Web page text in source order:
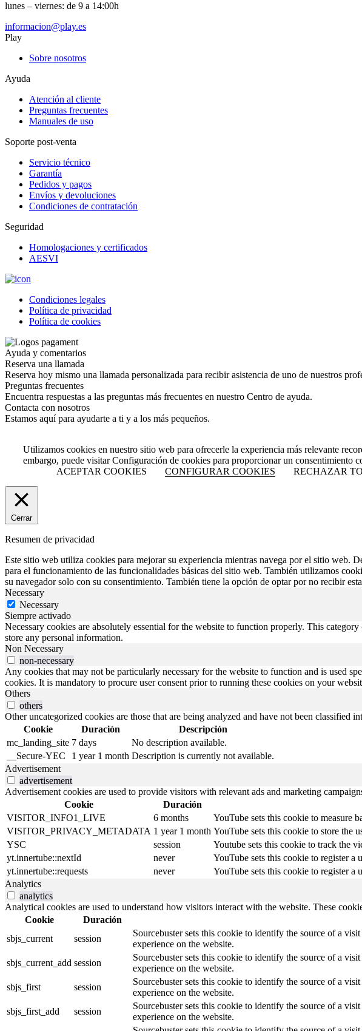
lunes – viernes: de 9 a 14:00h
informacion@play.es
Play
Sobre nosotros
Ayuda
Atención al cliente
Preguntas frecuentes
Manuales de uso
Soporte post-venta
Servicio técnico
Garantía
Pedidos y pagos
Envíos y devoluciones
Condiciones de contratación
Seguridad
Homologaciones y certificados
AESVI
Condiciones legales
Política de privacidad
Política de cookies
Ayuda y comentarios
Reserva una llamada
Reserva hoy mismo una llamada personalizada para recibir asistencia de uno de nuestros
Preguntas frecuentes
Encuentra respuestas a las preguntas más frecuentes en nuestro Centro de ayuda.
Contacta con nosotros
Estamos aquí para ayudarte a ti y a los más pequeños.
Utilizamos cookies en nuestro sitio web para ofrecerle la experiencia más relevante
embargo, puede visitar Configuración de cookies para proporcionar un consentimiento
ACEPTAR COOKIES
CONFIGURAR COOKIES RECHAZAR
Cerrar
Resumen de privacidad
Este sitio web utiliza cookies para mejorar su experiencia mientras navega por el sitio web.
para el funcionamiento de las funcionalidades básicas del sitio web. También utilizamos
su navegador solo con su consentimiento. También tiene la opción de optar por no recibir
Necessary
Necessary
Siempre activado
Necessary cookies are absolutely essential for the website to function properly. This
store any personal information.
Non Necessary
non-necessary
Any cookies that may not be particularly necessary for the website to function and is used
cookies. It is mandatory to procure user consent prior to running these cookies on your
Others
others
Other uncategorized cookies are those that are being analyzed and have not been classified
Cookie
Duración
Descripción
mc_landing_site 7 days
No description available.
__Secure-YEC
1 year 1 month Description is currently not available.
Advertisement
advertisement
Advertisement cookies are used to provide visitors with relevant ads and marketing
Cookie
Duración
VISITOR_INFO1_LIVE
6 months
YouTube sets this cookie to measure
VISITOR_PRIVACY_METADATA 1 year 1 month YouTube sets this cookie to store the
YSC
session
Youtube sets this cookie to track the
yt.innertube::nextId
never
YouTube sets this cookie to register a
yt.innertube::requests
never
YouTube sets this cookie to register a
Analytics
analytics
Analytical cookies are used to understand how visitors interact with the website. These
Cookie
Duración
sbjs_current
session
Sourcebuster sets this cookie to identify the source of a
experience on the website.
sbjs_current_add session
Sourcebuster sets this cookie to identify the source of a
experience on the website.
sbjs_first
session
Sourcebuster sets this cookie to identify the source of a
experience on the website.
sbjs_first_add
session
Sourcebuster sets this cookie to identify the source of a
experience on the website.